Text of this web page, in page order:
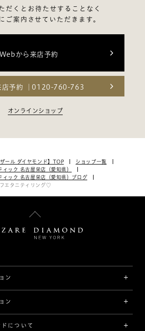
だくとお待たせすることなく
ご案内させていただきます。
Webから来店予約
店予約 0120-760-763
オンラインショップ
ール ダイヤモンド】TOP
ショップ一覧
ック 名古屋栄店（愛知県）
ィック 名古屋栄店（愛知県）ブログ
エタニティリング♡
ン
ジリング）
ン
ョントップ
について